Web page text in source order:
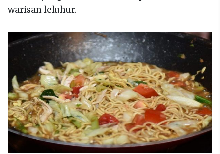
warisan leluhur.